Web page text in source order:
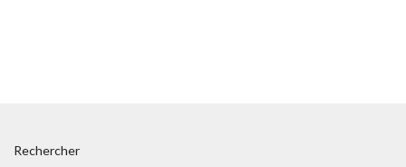
Rechercher